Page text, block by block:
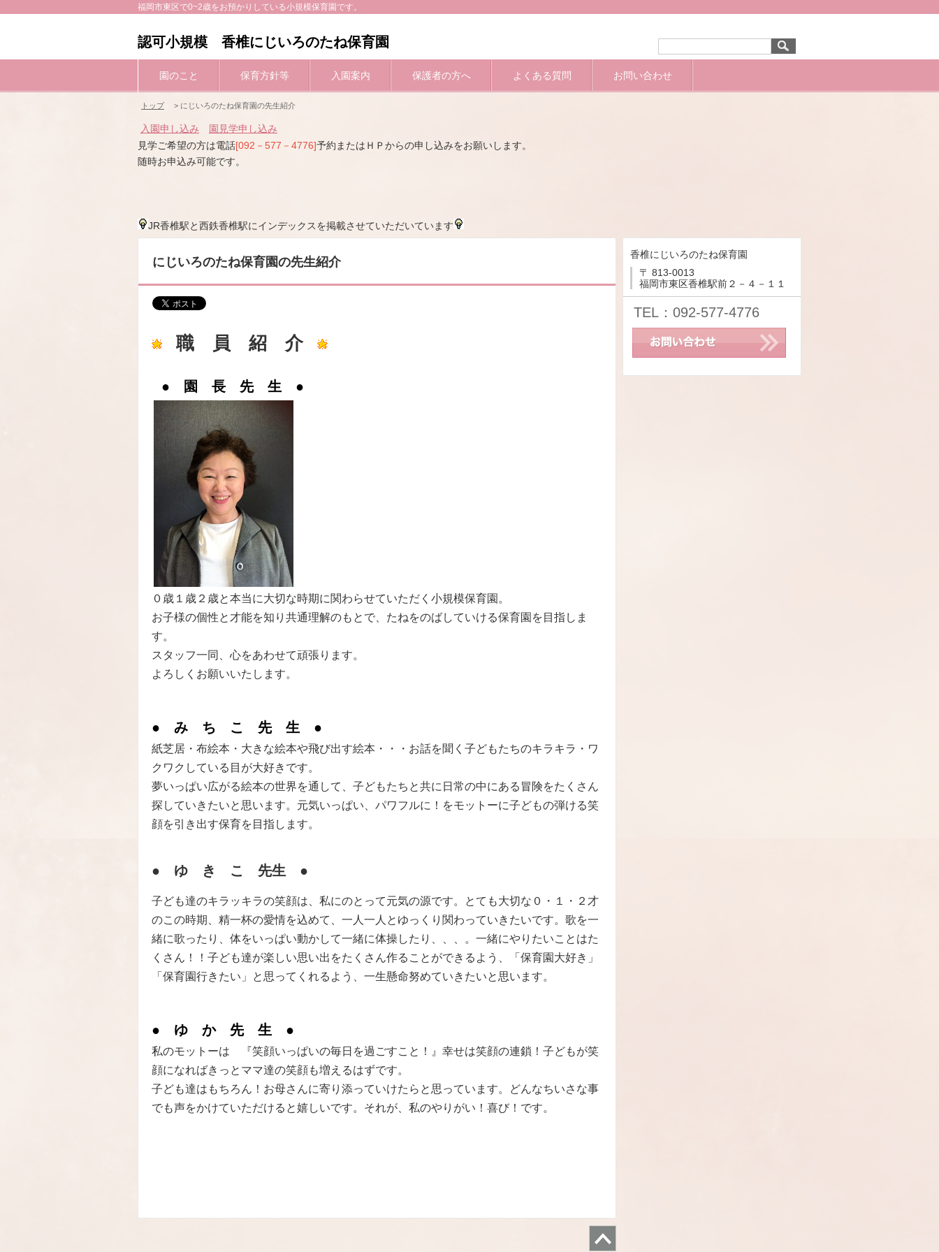
福岡市東区で0~2歳をお預かりしている小規模保育園です。
認可小規模 香椎にじいろのたね保育園
園のこと 保育方針等 入園案内 保護者の方へ よくある質問 お問い合わせ
トップ > にじいろのたね保育園の先生紹介
入園申し込み
園見学申し込み
見学ご希望の方は電話[092－577－4776]予約またはＨＰからの申し込みをお願いします。
随時お申込み可能です。
JR香椎駅と西鉄香椎駅にインデックスを掲載させていただいています
にじいろのたね保育園の先生紹介
職 員 紹 介
● 園 長 先 生 ●
０歳１歳２歳と本当に大切な時期に関わらせていただく小規模保育園。
お子様の個性と才能を知り共通理解のもとで、たねをのばしていける保育園を目指しま
す。
スタッフ一同、心をあわせて頑張ります。
よろしくお願いいたします。
● み ち こ 先 生 ●
紙芝居・布絵本・大きな絵本や飛び出す絵本・・・お話を聞く子どもたちのキラキラ・ワ
クワクしている目が大好きです。
夢いっぱい広がる絵本の世界を通して、子どもたちと共に日常の中にある冒険をたくさん
探していきたいと思います。元気いっぱい、パワフルに！をモットーに子どもの弾ける笑
顔を引き出す保育を目指します。
● ゆ き こ 先生 ●
子ども達のキラッキラの笑顔は、私にのとって元気の源です。とても大切な０・１・２才
のこの時期、精一杯の愛情を込めて、一人一人とゆっくり関わっていきたいです。歌を一
緒に歌ったり、体をいっぱい動かして一緒に体操したり、、、。一緒にやりたいことはた
くさん！！子ども達が楽しい思い出をたくさん作ることができるよう、「保育園大好き」
「保育園行きたい」と思ってくれるよう、一生懸命努めていきたいと思います。
● ゆ か 先 生 ●
私のモットーは 『笑顔いっぱいの毎日を過ごすこと！』幸せは笑顔の連鎖！子どもが笑
顔になればきっとママ達の笑顔も増えるはずです。
子ども達はもちろん！お母さんに寄り添っていけたらと思っています。どんなちいさな事
でも声をかけていただけると嬉しいです。それが、私のやりがい！喜び！です。
香椎にじいろのたね保育園
〒 813-0013
福岡市東区香椎駅前２－４－１１
TEL：092-577-4776